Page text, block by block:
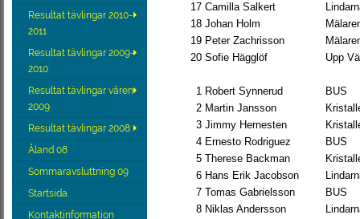
Resultat tävlingar 2010-
2011
Resultat tävlingar 2009-
2010
Resultat tävlingar våren
2009
Resultat tävlingar 2008
Åland 08
Sommaravsluttning 09
Startsida
Kontaktinformation
17 Camilla Salkert
18 Johan Holm
19 Peter Zachrisson
20 Sofie Hägglöf Upp
1 Robert Synnerud
BUS
2 Martin Jansson
3 Jimmy Hernesten
4 Ernesto Rodriguez
BUS
5 Therese Backman
6 Hans Erik Jacobson
7 Tomas Gabrielsson
BUS
8 Niklas Andersson